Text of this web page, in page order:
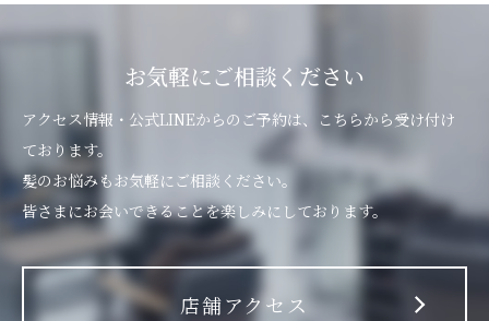
お気軽にご相談ください
アクセス情報・公式LINEからのご予約は、こちらから受け付け
ております。
髪のお悩みもお気軽にご相談ください。
皆さまにお会いできることを楽しみにしております。
店舗アクセス